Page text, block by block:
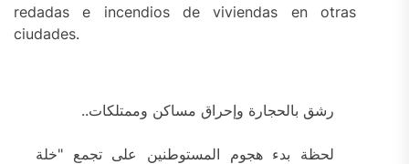
redadas e incendios de viviendas en otras
ciudades.
رشق بالحجارة وإحراق مساكن وممتلكات..
لحظة بدء هجوم المستوطنين على تجمع "خلة